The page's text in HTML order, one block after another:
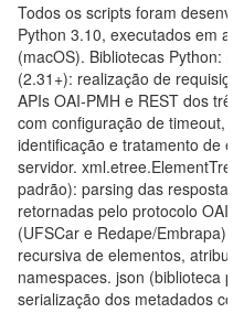
Todos os scripts foram
Python 3.10, executados em
(macOS). Bibliotecas Python:
(2.31+): realização de
APIs OAI-PMH e REST dos
com configuração de timeout,
identificação e tratamento de
servidor.
padrão): parsing das respostas
retornadas pelo protocolo OAI-
(UFSCar e Redape/Embrapa),
recursiva de elementos,
namespaces. json (biblioteca
serialização dos metadados